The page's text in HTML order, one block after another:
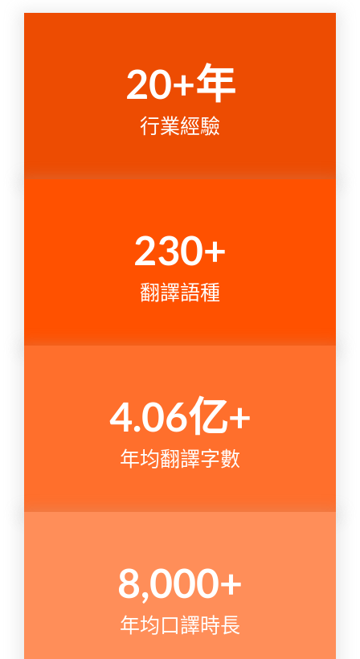
20+年
行業經驗
230+
翻譯語種
4.06亿+
年均翻譯字數
8,000+
年均口譯時長